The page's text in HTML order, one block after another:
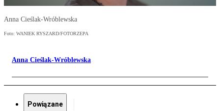
Anna Cieślak-Wróblewska
Foto: WANIEK RYSZARD/FOTORZEPA
Anna Cieślak-Wróblewska
Powiązane